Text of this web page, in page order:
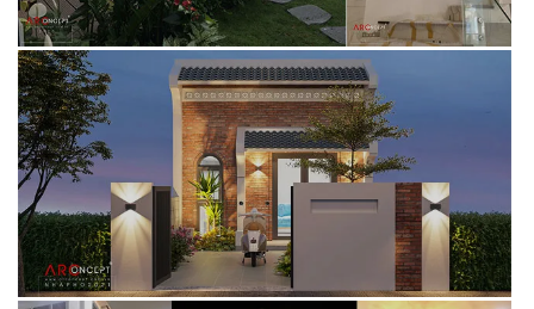
HOUSE 1801
THI CÔNG NỘI THẤT NHÀ ANH
ĐỨC- CHỊ THUẬN |ĐÀ NẴNG
HOUSE 0 1807